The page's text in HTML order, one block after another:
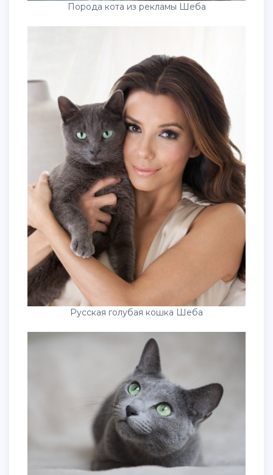
Порода кота из рекламы Шеба
Русская голубая кошка Шеба